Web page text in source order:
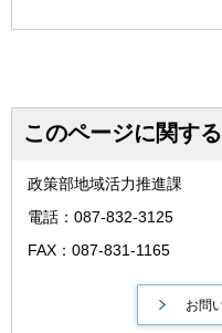
このページに関す
政策部地域活力推進課
電話：087-832-3125
FAX：087-831-1165